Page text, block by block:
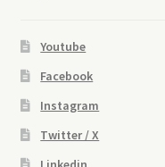
Youtube
Facebook
Instagram
Twitter / X